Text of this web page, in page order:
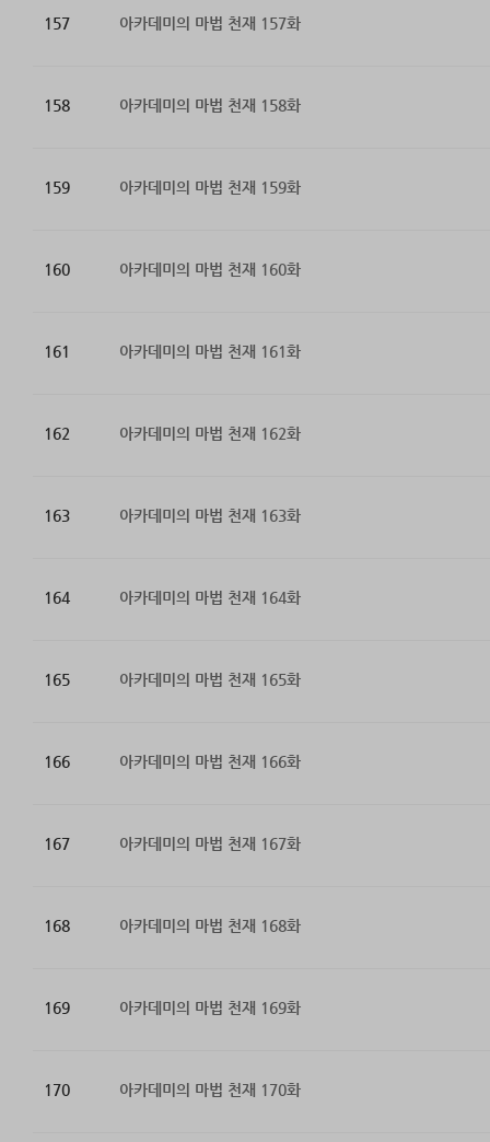
157 아카데미의 마법 천재 157화
158 아카데미의 마법 천재 158화
159 아카데미의 마법 천재 159화
160 아카데미의 마법 천재 160화
161 아카데미의 마법 천재 161화
162 아카데미의 마법 천재 162화
163 아카데미의 마법 천재 163화
164 아카데미의 마법 천재 164화
165 아카데미의 마법 천재 165화
166 아카데미의 마법 천재 166화
167 아카데미의 마법 천재 167화
168 아카데미의 마법 천재 168화
169 아카데미의 마법 천재 169화
170 아카데미의 마법 천재 170화